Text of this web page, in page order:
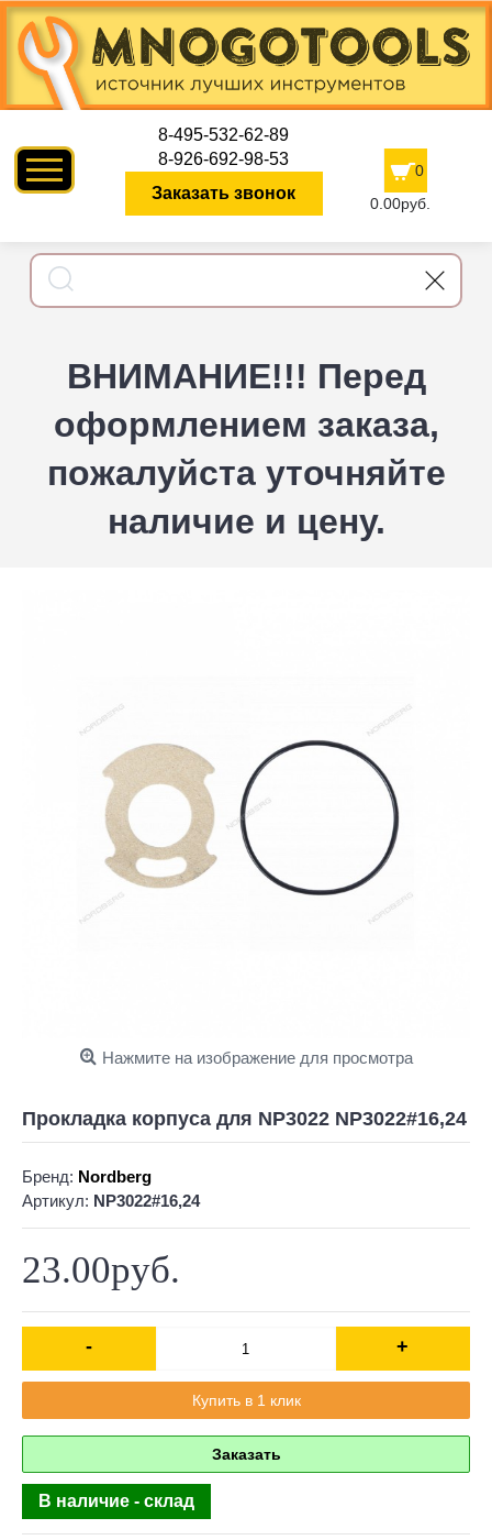
8-495-532-62-89
8-926-692-98-53
Заказать звонок
0
0.00руб.
ВНИМАНИЕ!!! Перед
оформлением заказа,
пожалуйста уточняйте
наличие и цену.
Нажмите на изображение для просмотра
Прокладка корпуса для NP3022 NP3022#16,24
Бренд: Nordberg
Артикул: NP3022#16,24
23.00руб.
- +
Купить в 1 клик
Заказать
В наличие - склад